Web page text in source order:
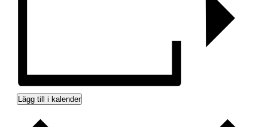
Lägg till i kalender